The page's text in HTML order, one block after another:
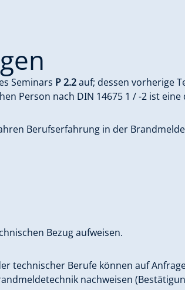
Seminars P 2.2auf; dessen vorherige
Person nach DIN 14675 1 / -2 ist
Berufserfahrung in der
Bezug aufweisen.
technischer Berufe können auf
nachweisen